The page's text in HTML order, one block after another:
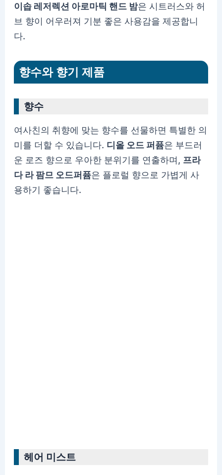
이솝 레저렉션 아로마틱 핸드 밤은 시트러스와 허
브 향이 어우러져 기분 좋은 사용감을 제공합니
다.
향수와 향기 제품
향수
여사친의 취향에 맞는 향수를 선물하면 특별한 의
미를 더할 수 있습니다. 디올 오드 퍼퓸은 부드러
운 로즈 향으로 우아한 분위기를 연출하며, 프라
다 라 팜므 오드퍼퓸은 플로럴 향으로 가볍게 사
용하기 좋습니다.
헤어 미스트